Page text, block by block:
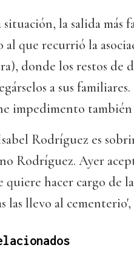
la salida más
al que recurrió la
donde los restos de
a sus
impedimento también
Rodríguez es
Rodríguez. Ayer
quiere hacer cargo de
las llevo al